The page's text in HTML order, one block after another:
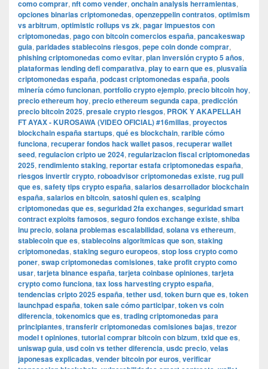
como comprar, nft como vender, onchain analysis herramientas,
opciones binarias criptomonedas, openzeppelin contratos, optimism
vs arbitrum, optimistic rollups vs zk, pagar impuestos con
criptomonedas, pago con bitcoin comercios españa, pancakeswap
guia, paridades stablecoins riesgos, pepe coin donde comprar,
phishing criptomonedas como evitar, plan inversión crypto 5 años,
plataformas lending defi comparativa, play to earn que es, plusvalía
criptomonedas españa, podcast criptomonedas españa, pools
minería cómo funcionan, portfolio crypto ejemplo, precio bitcoin hoy,
precio ethereum hoy, precio ethereum segunda capa, predicción
precio bitcoin 2025, presale crypto riesgos, PROK Y AKAPELLAH
FT AYAX - KUROSAWA (VIDEO OFICIAL) #16millas, proyectos
blockchain españa startups, qué es blockchain, rarible cómo
funciona, recuperar fondos hack wallet pasos, recuperar wallet
seed, regulacion cripto ue 2024, regularizacion fiscal criptomonedas
2025, rendimiento staking, reportar estafa criptomonedas españa,
riesgos invertir crypto, roboadvisor criptomonedas existe, rug pull
que es, safety tips crypto españa, salarios desarrollador blockchain
españa, salarios en bitcoin, satoshi quien es, scalping
criptomonedas que es, seguridad 2fa exchanges, seguridad smart
contract exploits famosos, seguro fondos exchange existe, shiba
inu precio, solana problemas escalabilidad, solana vs ethereum,
stablecoin que es, stablecoins algoritmicas que son, staking
criptomonedas, staking seguro europeos, stop loss crypto como
poner, swap criptomonedas comisiones, take profit crypto como
usar, tarjeta binance españa, tarjeta coinbase opiniones, tarjeta
crypto como funciona, tax loss harvesting crypto españa,
tendencias cripto 2025 españa, tether usd, token burn que es, token
launchpad españa, token sale cómo participar, token vs coin
diferencia, tokenomics que es, trading criptomonedas para
principiantes, transferir criptomonedas comisiones bajas, trezor
model t opiniones, tutorial comprar bitcoin con bizum, txid que es,
uniswap guia, usd coin vs tether diferencia, usdc precio, velas
japonesas explicadas, vender bitcoin por euros, verificar